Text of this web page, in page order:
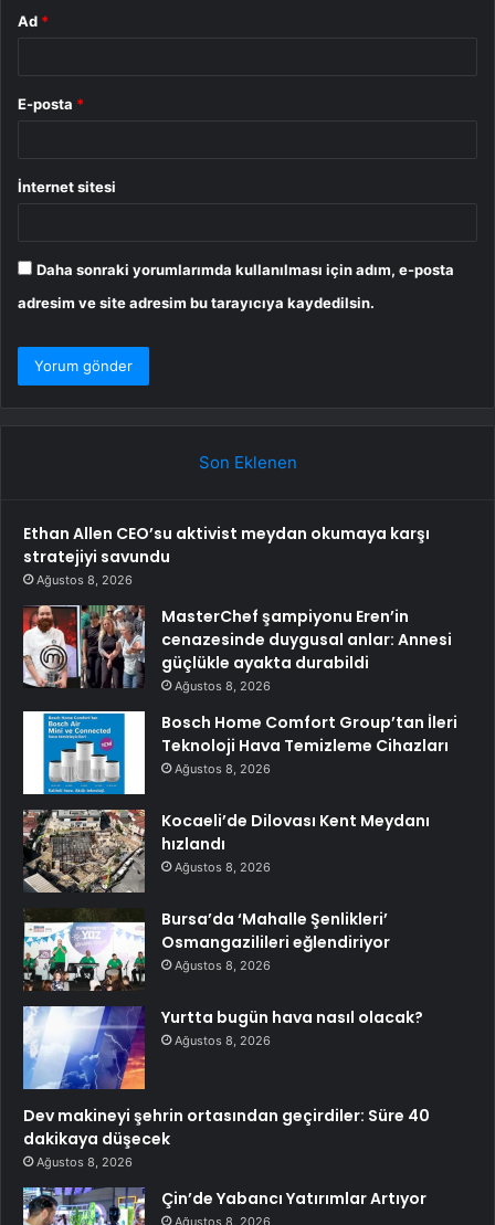
Ad *
E-posta *
İnternet sitesi
Daha sonraki yorumlarımda kullanılması için adım, e-posta
adresim ve site adresim bu tarayıcıya kaydedilsin.
Son Eklenen
Ethan Allen CEO’su aktivist meydan okumaya karşı
stratejiyi savundu
Ağustos 8, 2026
MasterChef şampiyonu Eren’in
cenazesinde duygusal anlar: Annesi
güçlükle ayakta durabildi
Ağustos 8, 2026
Bosch Home Comfort Group’tan İleri
Teknoloji Hava Temizleme Cihazları
Ağustos 8, 2026
Kocaeli’de Dilovası Kent Meydanı
hızlandı
Ağustos 8, 2026
Bursa’da ‘Mahalle Şenlikleri’
Osmangazilileri eğlendiriyor
Ağustos 8, 2026
Yurtta bugün hava nasıl olacak?
Ağustos 8, 2026
Dev makineyi şehrin ortasından geçirdiler: Süre 40
dakikaya düşecek
Ağustos 8, 2026
Çin’de Yabancı Yatırımlar Artıyor
Ağustos 8, 2026